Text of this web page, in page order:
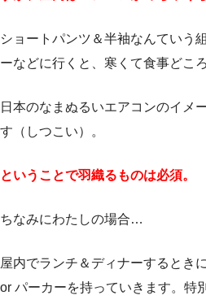
ショートパンツ＆半袖なんていう
ーなどに行くと、寒くて食事どこ
日本のなまぬるいエアコンのイメ
す（しつこい）。
ということで羽織るものは必須。
ちなみにわたしの場合…
屋内でランチ＆ディナーするとき
or パーカーを持っていきます。特